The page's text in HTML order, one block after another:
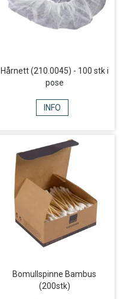
Hårnett (210.0045) - 100 stk i
pose
INFO
Bomullspinne Bambus
(200stk)